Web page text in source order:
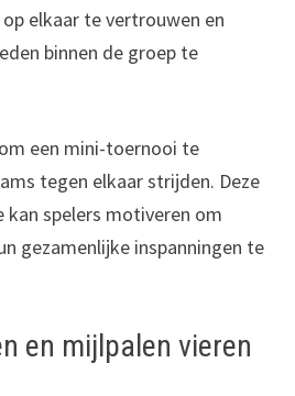
elkaar te vertrouwen en
binnen de groep te
een mini-toernooi te
tegen elkaar strijden. Deze
spelers motiveren om
gezamenlijke inspanningen te
en mijlpalen vieren